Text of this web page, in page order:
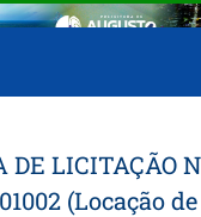
DE LICITAÇÃO
(Locação